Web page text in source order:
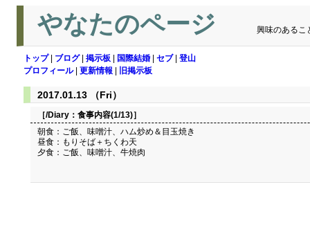
やなたのページ 興味のあるこ
トップ| ブログ| 掲示板 国際結婚 セブ| 登山
プロフィール| 更新情報 旧掲示板
2017.01.13 （Fri）
［/Diary： 食事内容(1/13)］
朝食：ご飯、味噌汁、ハム炒め＆目玉焼き
昼食：もりそば＋ちくわ天
夕食：ご飯、味噌汁、牛焼肉